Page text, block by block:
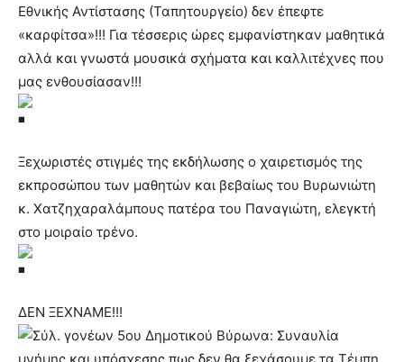
the
meaning
pain.
pornhun
hd
porn
Εθνικής Αντίστασης (Ταπητουργείο) δεν έπεφτε
«καρφίτσα»!!! Για τέσσερις ώρες εμφανίστηκαν μαθητικά
αλλά και γνωστά μουσικά σχήματα και καλλιτέχνες που
μας ενθουσίασαν!!!
Ξεχωριστές στιγμές της εκδήλωσης ο χαιρετισμός της
εκπροσώπου των μαθητών και βεβαίως του Βυρωνιώτη
κ. Χατζηχαραλάμπους πατέρα του Παναγιώτη, ελεγκτή
στο μοιραίο τρένο.
ΔΕΝ ΞΕΧΝΑΜΕ!!!